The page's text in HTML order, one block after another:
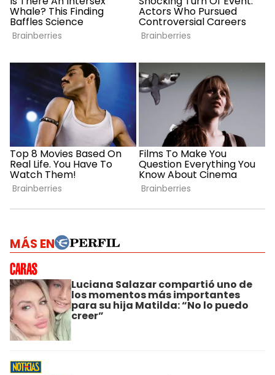
MÁS EN
Luciana Salazar compartió uno de
los momentos más importantes
para su hija Matilda: “No lo puedo
creer”